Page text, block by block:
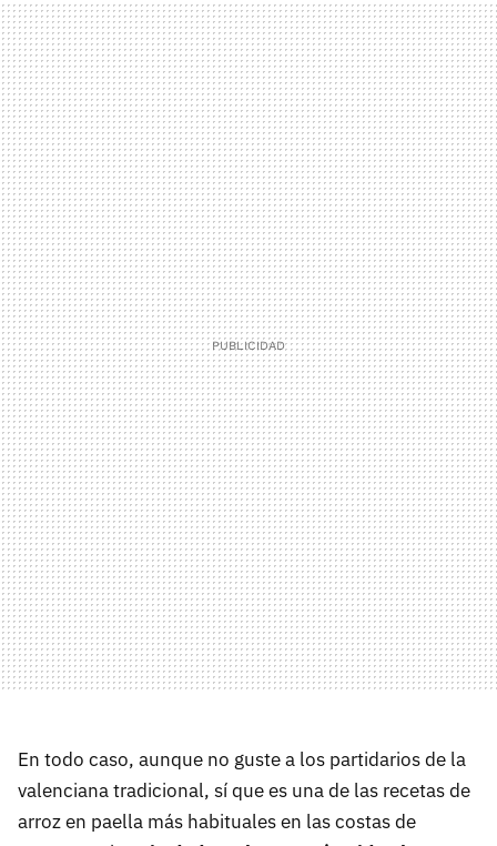
En todo caso, aunque no guste a los partidarios de la
valenciana tradicional, sí que es una de las recetas de
arroz en paella más habituales en las costas de